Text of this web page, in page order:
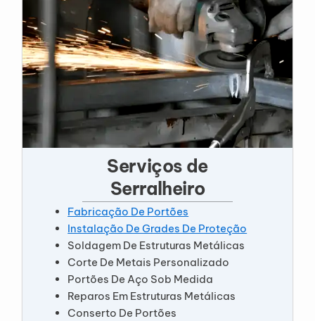
Serviços de
Serralheiro
Fabricação De Portões
Instalação De Grades De Proteção
Soldagem De Estruturas Metálicas
Corte De Metais Personalizado
Portões De Aço Sob Medida
Reparos Em Estruturas Metálicas
Conserto De Portões